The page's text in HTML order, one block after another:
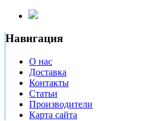
Навигация
О нас
Доставка
Контакты
Статьи
Производители
Карта сайта